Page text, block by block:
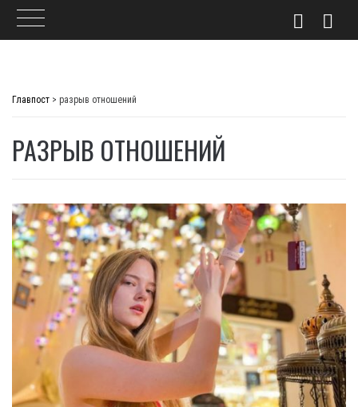
Главпост > разрыв отношений
РАЗРЫВ ОТНОШЕНИЙ